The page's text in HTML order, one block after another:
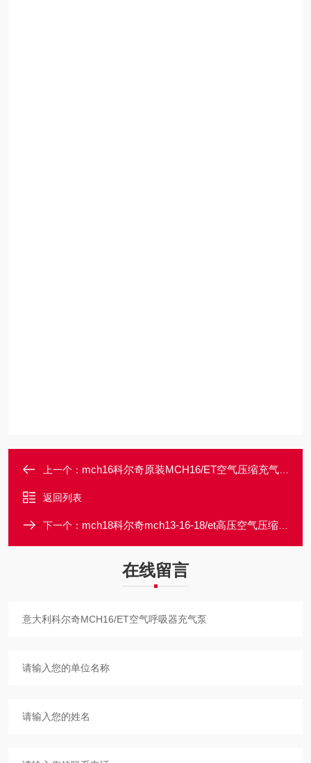
上一个： mch16科尔奇原装MCH16/ET空气压缩充气泵
返回列表
下一个： mch18科尔奇mch13-16-18/et高压空气压缩充气泵
在线留言